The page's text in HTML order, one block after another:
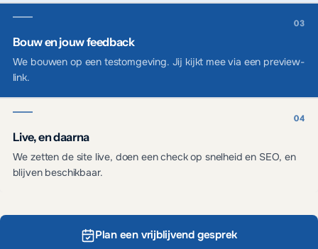
Bouw en jouw feedback
We bouwen op een testomgeving. Jij kijkt mee via een preview-
link.
Live, en daarna
We zetten de site live, doen een check op snelheid en SEO, en
blijven beschikbaar.
Plan een vrijblijvend gesprek